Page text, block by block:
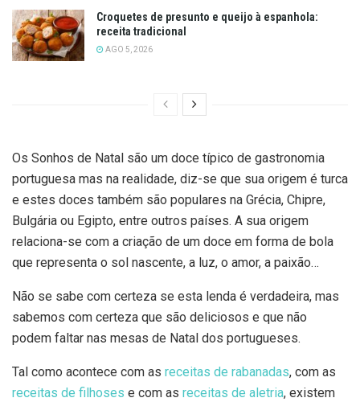
Croquetes de presunto e queijo à espanhola:
receita tradicional
AGO 5, 2026
Os Sonhos de Natal são um doce típico de gastronomia
portuguesa mas na realidade, diz-se que sua origem é turca
e estes doces também são populares na Grécia, Chipre,
Bulgária ou Egipto, entre outros países. A sua origem
relaciona-se com a criação de um doce em forma de bola
que representa o sol nascente, a luz, o amor, a paixão…
Não se sabe com certeza se esta lenda é verdadeira, mas
sabemos com certeza que são deliciosos e que não
podem faltar nas mesas de Natal dos portugueses.
Tal como acontece com as receitas de rabanadas, com as
receitas de filhoses e com as receitas de aletria, existem